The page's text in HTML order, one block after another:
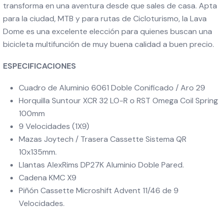
transforma en una aventura desde que sales de casa. Apta
para la ciudad, MTB y para rutas de Cicloturismo, la Lava
Dome es una excelente elección para quienes buscan una
bicicleta multifunción de muy buena calidad a buen precio.
ESPECIFICACIONES
Cuadro de Aluminio 6061 Doble Conificado / Aro 29
Horquilla Suntour XCR 32 LO-R o RST Omega Coil Spring
100mm
9 Velocidades (1X9)
Mazas Joytech / Trasera Cassette Sistema QR
10x135mm.
Llantas AlexRims DP27K Aluminio Doble Pared.
Cadena KMC X9
Piñón Cassette Microshift Advent 11/46 de 9
Velocidades.